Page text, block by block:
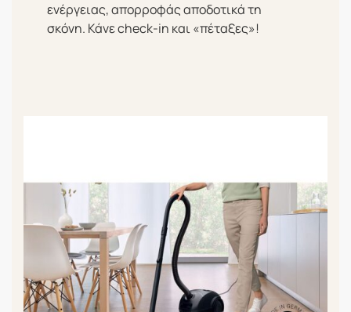
ενέργειας, απορροφάς αποδοτικά τη
σκόνη. Κάνε check-in και «πέταξες»!